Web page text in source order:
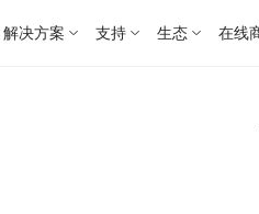
解决方案 支持 生态 在线